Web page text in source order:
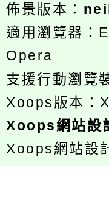
佈景版本：
適用瀏覽器
Opera
支援行動瀏覽
Xoops版本：
Xoops網站設
Xoops網站設